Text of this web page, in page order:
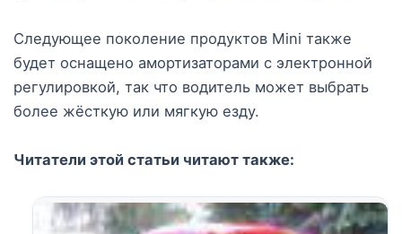
Следующее поколение продуктов Mini также
будет оснащено амортизаторами с электронной
регулировкой, так что водитель может выбрать
более жёсткую или мягкую езду.
Читатели этой статьи читают также: